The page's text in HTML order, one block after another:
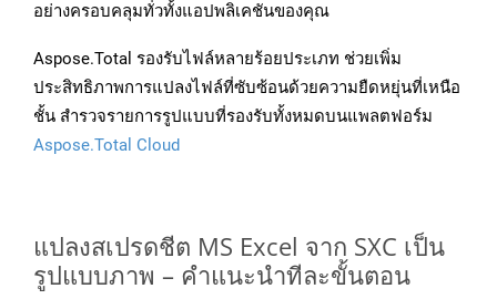
อย่างครอบคลุมทั่วทั้งแอปพลิเคชันของคุณ
Aspose.Total รองรับไฟล์หลายร้อยประเภท ช่วยเพิ่ม
ประสิทธิภาพการแปลงไฟล์ที่ซับซ้อนด้วยความยืดหยุ่นที่เหนือ
ชั้น สำรวจรายการรูปแบบที่รองรับทั้งหมดบนแพลตฟอร์ม
Aspose.Total Cloud
แปลงสเปรดชีต MS Excel จาก SXC เป็น
รูปแบบภาพ – คำแนะนำทีละขั้นตอน